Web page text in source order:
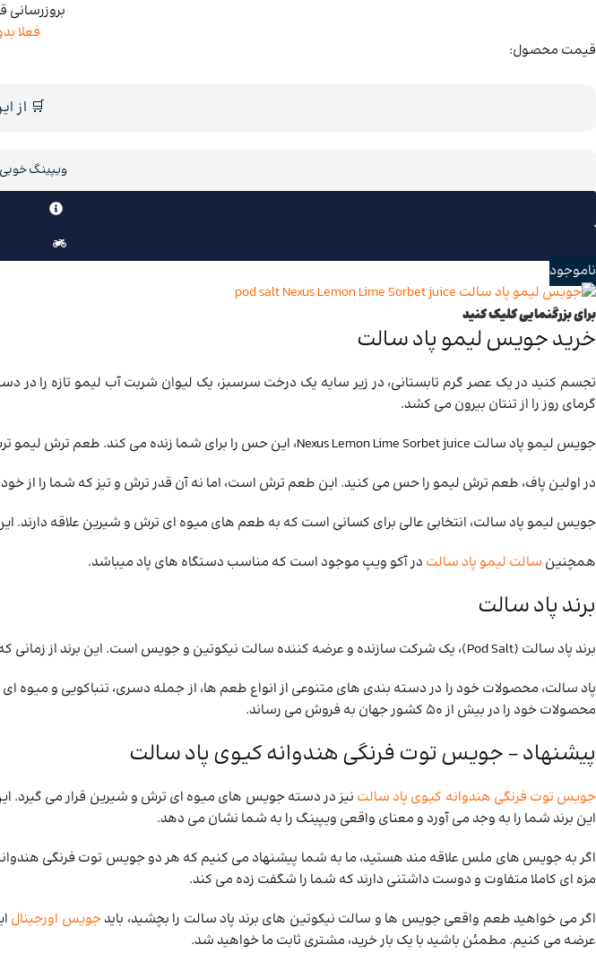
بروزرسانی قیمت
فعلا
قیمت محصول:
🛒 از
ویپینگ
ناموجود
برای بزرگنمایی کلیک کنید
خرید جویس لیمو پاد سالت
تجسم کنید در یک عصر گرم تابستانی، در زیر سایه یک درخت سرسبز، یک لیوان شربت آب لیمو تازه را
گرمای روز را از تنتان بیرون می‌ کشد.
جویس لیمو پاد سالت Nexus Lemon Lime Sorbet juice، این حس را برای شما زنده می کند. طعم ترش لیمو ترش بافت پودری، و طعم ملس سوربت لیمویی (دسری مانند شربت لیمو)، ترکیبی بی‌ نظیر را ایجاد می ‌کند.
در اولین پاف، طعم ترش لیمو را حس می کنید. این طعم ترش است، اما نه آن قدر ترش و تیز که شما را از
جویس لیمو پاد سالت، انتخابی عالی برای کسانی است که به طعم‌ های میوه ‌ای ترش و شیرین علاقه دارند. این
همچنین سالت لیمو پاد سالت در آکو ویپ موجود است که مناسب دستگاه های پاد میباشد.
برند پاد سالت
برند پاد سالت (Pod Salt)، یک شرکت سازنده و عرضه کننده سالت نیکوتین و جویس است. این برند از زمانی که تاسیس شد، به سرعت به یکی از محبوب ‌ترین برند های سالت نیکوتین در جهان تبدیل شد.
پاد سالت، محصولات خود را در دسته بندی ‌های متنوعی از انواع طعم ها، از جمله دسری، تنباکویی و
محصولات خود را در بیش از 50 کشور جهان به فروش می رساند.
پیشنهاد – جویس توت فرنگی هندوانه کیوی پاد سالت
جویس توت فرنگی هندوانه کیوی پاد سالت نیز در دسته جویس های میوه ای ترش و شیرین قرار می گیرد.
این برند شما را به وجد می آورد و معنای واقعی ویپینگ را به شما نشان می دهد.
اگر به جویس های ملس علاقه مند هستید، ما به شما پیشنهاد می کنیم که هر دو جویس توت فرنگی
مزه ای کاملا متفاوت و دوست داشتنی دارند که شما را شگفت زده می کند.
اگر می خواهید طعم واقعی جویس ها و سالت نیکوتین های برند پاد سالت را بچشید، بایدجویس اورجینال
عرضه می کنیم. مطمئن باشید با یک بار خرید، مشتری ثابت ما خواهید شد.